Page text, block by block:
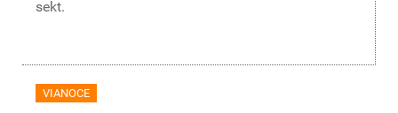
sekt.
VIANOCE